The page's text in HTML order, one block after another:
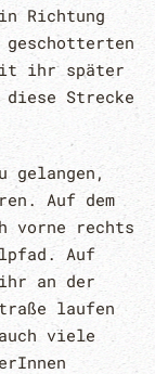
Richtung
ihr später
Strecke
gelangen,
Auf dem
vorne rechts
Auf
an der
laufen
viele